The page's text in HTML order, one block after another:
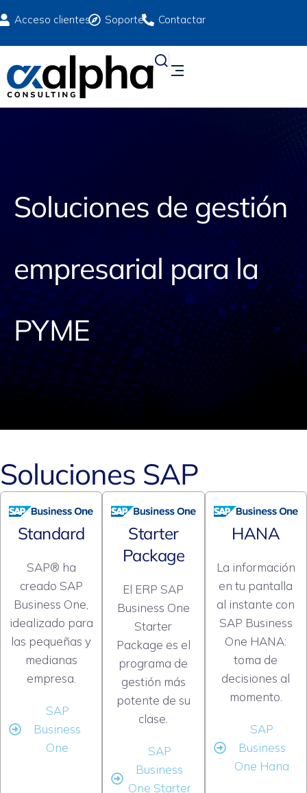
Acceso clientes Soporte Contactar
Soluciones de gestión
empresarial para la
PYME
Soluciones SAP
Standard
SAP® ha
creado SAP
Business One,
idealizado para
las pequeñas y
medianas
empresa.
SAP
Business
One
Starter
Package
El ERP SAP
Business One
Starter
Package es el
programa de
gestión más
potente de su
clase.
SAP
Business
One Starter
HANA
La información
en tu pantalla
al instante con
SAP Business
One HANA:
toma de
decisiones al
momento.
SAP
Business
One Hana